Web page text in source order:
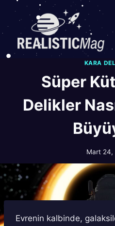
content
KARA
Süper
Delikler
Mart 24,
Evrenin kalbinde,